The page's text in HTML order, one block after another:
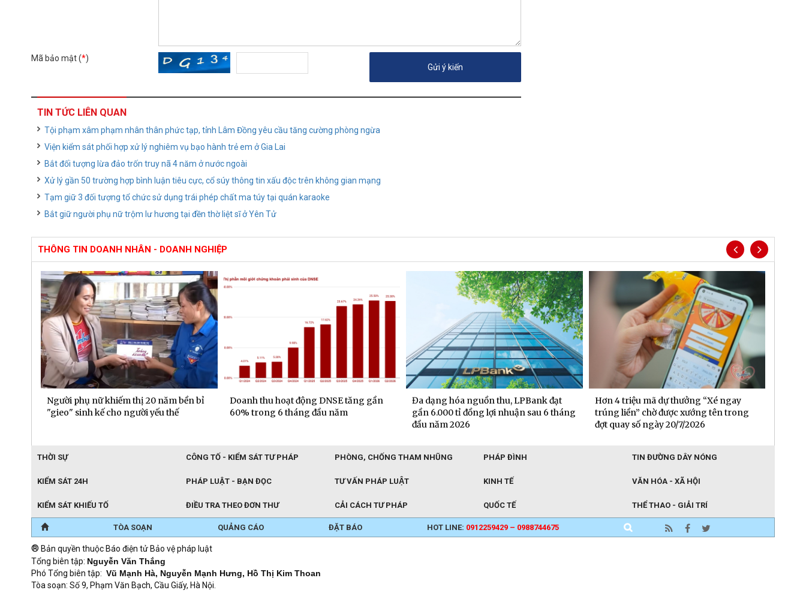
Mã bảo mật (*)
TIN TỨC LIÊN QUAN
Tội phạm xâm phạm nhân thân phức tạp, tỉnh Lâm Đồng yêu cầu tăng cường phòng ngừa
Viện kiểm sát phối hợp xử lý nghiêm vụ bạo hành trẻ em ở Gia Lai
Bắt đối tượng lừa đảo trốn truy nã 4 năm ở nước ngoài
Xử lý gần 50 trường hợp bình luận tiêu cực, cổ súy thông tin xấu độc trên không gian mạng
Tạm giữ 3 đối tượng tổ chức sử dụng trái phép chất ma túy tại quán karaoke
Bắt giữ người phụ nữ trộm lư hương tại đền thờ liệt sĩ ở Yên Tử
THÔNG TIN DOANH NHÂN - DOANH NGHIỆP
Doanh thu hoạt động DNSE tăng gần
60% trong 6 tháng đầu năm
Đa dạng hóa nguồn thu, LPBank đạt
gần 6.000 tỉ đồng lợi nhuận sau 6 tháng
Hơn 4 triệu mã dự thưởng “Xé ngay
trúng liền” chờ được xướng tên trong
đợt quay số ngày 20/7/2026
BIDV trở thành ngân hàng Việt Nam
đầu tiên gia nhập PCAF
THỜI SỰ CÔNG TỐ - KIỂM SÁT TƯ PHÁP PHÒNG, CHỐNG THAM NHŨNG PHÁP ĐÌNH TIN ĐƯỜNG DÂY NÓNG
KIỂM SÁT 24H PHÁP LUẬT - BẠN ĐỌC TƯ VẤN PHÁP LUẬT KINH TẾ VĂN HÓA - XÃ HỘI
KIỂM SÁT KHIẾU TỐ ĐIỀU TRA THEO ĐƠN THƯ CẢI CÁCH TƯ PHÁP QUỐC TẾ THỂ THAO - GIẢI TRÍ
TÒA SOẠN QUẢNG CÁO ĐẶT BÁO HOT LINE: 0912259429 – 0988744675
® Bản quyền thuộc Báo điện tử Bảo vệ pháp luật
Tổng biên tập: Nguyễn Văn Thắng
Phó Tổng biên tập: Vũ Mạnh Hà, Nguyễn Mạnh Hưng, Hồ Thị Kim Thoan
Tòa soạn: Số 9, Phạm Văn Bạch, Cầu Giấy, Hà Nội.